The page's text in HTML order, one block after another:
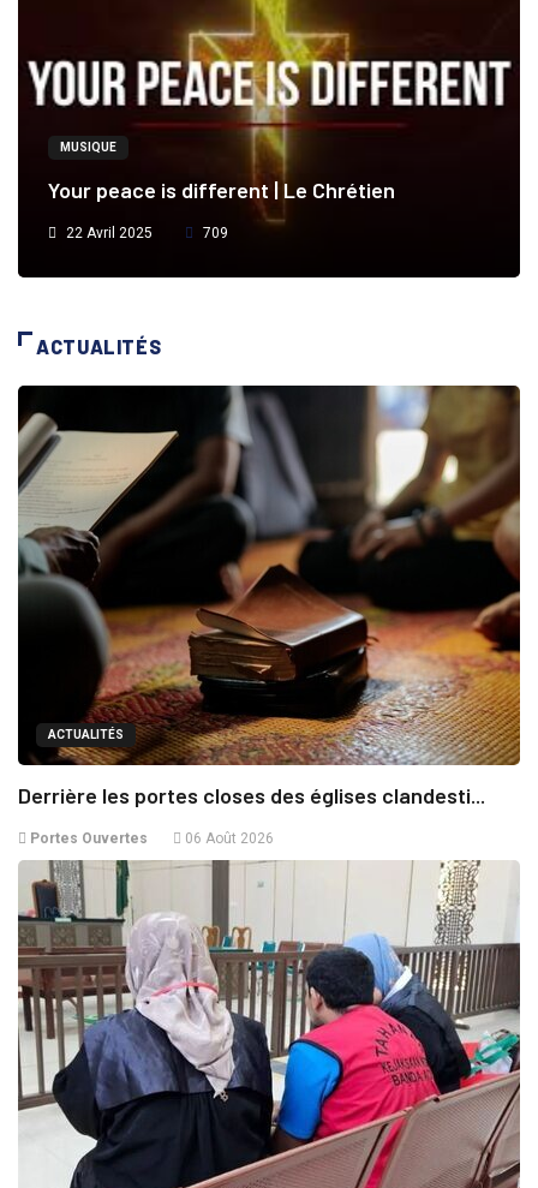
MUSIQUE
Your peace is different | Le Chrétien
22 Avril 2025 709
ACTUALITÉS
ACTUALITÉS
Derrière les portes closes des églises clandesti...
Portes Ouvertes 06 Août 2026